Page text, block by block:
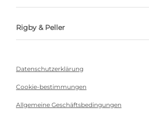
Rigby & Peller
Datenschutzerklärung
Cookie-bestimmungen
Allgemeine Geschäftsbedingungen